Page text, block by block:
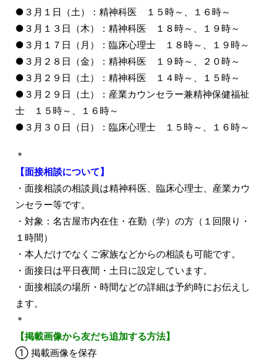
●３月１日（土）：精神科医 １５時～、１６時～
●３月１３日（木）：精神科医 １８時～、１９時～
●３月１７日（月）：臨床心理士 １８時～、１９時～
●３月２８日（金）：精神科医 １９時～、２０時～
●３月２９日（土）：精神科医 １４時～、１５時～
●３月２９日（土）：産業カウンセラー兼精神保健福祉
士 １５時～、１６時～
●３月３０日（日）：臨床心理士 １５時～、１６時～
＊
【面接相談について】
・面接相談の相談員は精神科医、臨床心理士、産業カウ
ンセラー等です。
・対象：名古屋市内在住・在勤（学）の方（１回限り・
１時間）
・本人だけでなくご家族などからの相談も可能です。
・面接日は平日夜間・土日に設定しています。
・面接相談の場所・時間などの詳細は予約時にお伝えし
ます。
＊
【掲載画像から友だち追加する方法】
① 掲載画像を保存